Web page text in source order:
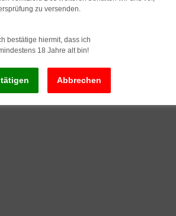
zu versenden.
bestätige hiermit, dass ich
18 Jahre alt bin!